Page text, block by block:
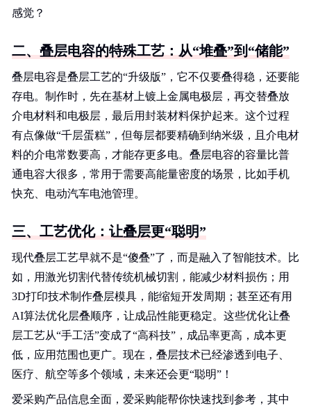
感觉？
二、叠层电容的特殊工艺：从“堆叠”到“储能”
叠层电容是叠层工艺的“升级版”，它不仅要叠得稳，还要能
存电。制作时，先在基材上镀上金属电极层，再交替叠放
介电材料和电极层，最后用封装材料保护起来。这个过程
有点像做“千层蛋糕”，但每层都要精确到纳米级，且介电材
料的介电常数要高，才能存更多电。叠层电容的容量比普
通电容大很多，常用于需要高能量密度的场景，比如手机
快充、电动汽车电池管理。
三、工艺优化：让叠层更“聪明”
现代叠层工艺早就不是“傻叠”了，而是融入了智能技术。比
如，用激光切割代替传统机械切割，能减少材料损伤；用
3D打印技术制作叠层模具，能缩短开发周期；甚至还有用
AI算法优化层叠顺序，让成品性能更稳定。这些优化让叠
层工艺从“手工活”变成了“高科技”，成品率更高，成本更
低，应用范围也更广。现在，叠层技术已经渗透到电子、
医疗、航空等多个领域，未来还会更“聪明”！
爱采购产品信息全面，爱采购能帮你快速找到参考，其中